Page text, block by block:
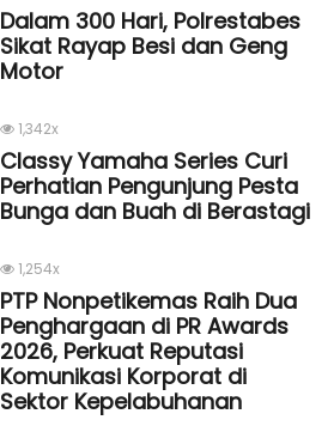
Dalam 300 Hari, Polrestabes
Sikat Rayap Besi dan Geng
Motor
1,342x
Classy Yamaha Series Curi
Perhatian Pengunjung Pesta
Bunga dan Buah di Berastagi
1,254x
PTP Nonpetikemas Raih Dua
Penghargaan di PR Awards
2026, Perkuat Reputasi
Komunikasi Korporat di
Sektor Kepelabuhanan